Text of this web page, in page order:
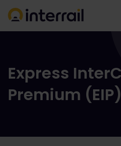
Express
Premium (EIP)